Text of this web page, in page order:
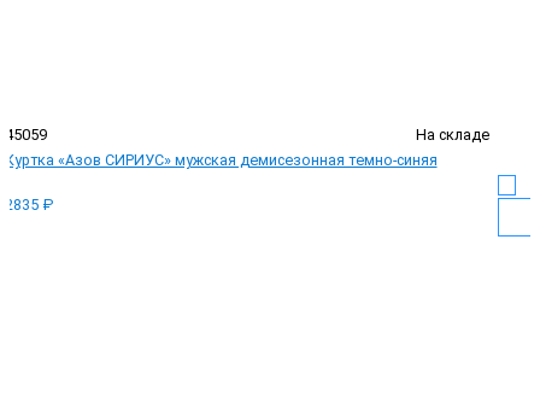
45059
На складе
Куртка «Азов СИРИУС» мужская демисезонная темно-синяя
2835 ₽